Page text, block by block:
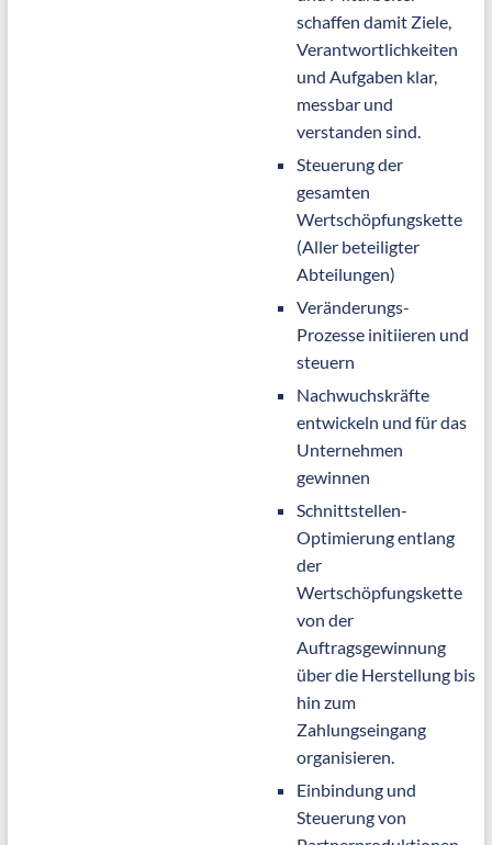
schaffen damit Ziele,
Verantwortlichkeiten
und Aufgaben klar,
messbar und
verstanden sind.
Steuerung der
gesamten
Wertschöpfungskette
(Aller beteiligter
Abteilungen)
Veränderungs-
Prozesse initiieren und
steuern
Nachwuchskräfte
entwickeln und für das
Unternehmen
gewinnen
Schnittstellen-
Optimierung entlang
der
Wertschöpfungskette
von der
Auftragsgewinnung
über die Herstellung bis
hin zum
Zahlungseingang
organisieren.
Einbindung und
Steuerung von